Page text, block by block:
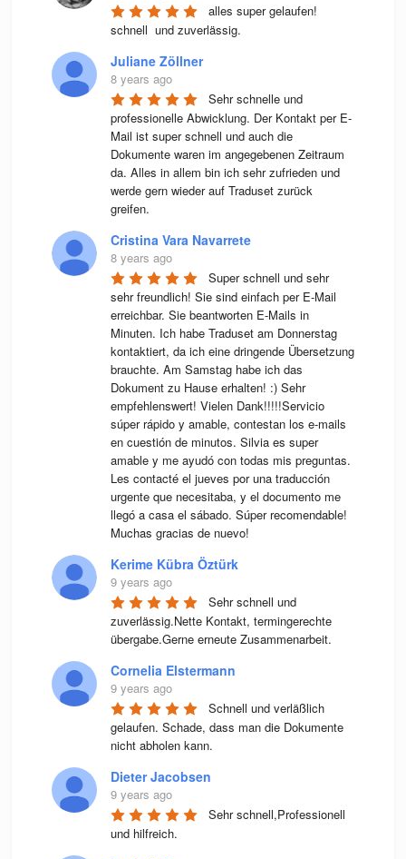
alles super gelaufen!
schnell  und zuverlässig.
Juliane Zöllner
8 years ago
Sehr schnelle und
professionelle Abwicklung. Der Kontakt per E-
Mail ist super schnell und auch die
Dokumente waren im angegebenen Zeitraum
da. Alles in allem bin ich sehr zufrieden und
werde gern wieder auf Traduset zurück
greifen.
Cristina Vara Navarrete
8 years ago
Super schnell und sehr
sehr freundlich! Sie sind einfach per E-Mail
erreichbar. Sie beantworten E-Mails in
Minuten. Ich habe Traduset am Donnerstag
kontaktiert, da ich eine dringende Übersetzung
brauchte. Am Samstag habe ich das
Dokument zu Hause erhalten! :) Sehr
empfehlenswert! Vielen Dank!!!!!Servicio
súper rápido y amable, contestan los e-mails
en cuestión de minutos. Silvia es super
amable y me ayudó con todas mis preguntas.
Les contacté el jueves por una traducción
urgente que necesitaba, y el documento me
llegó a casa el sábado. Súper recomendable!
Muchas gracias de nuevo!
Kerime Kübra Öztürk
9 years ago
Sehr schnell und
zuverlässig.Nette Kontakt, termingerechte
übergabe.Gerne erneute Zusammenarbeit.
Cornelia Elstermann
9 years ago
Schnell und verläßlich
gelaufen. Schade, dass man die Dokumente
nicht abholen kann.
Dieter Jacobsen
9 years ago
Sehr schnell,Professionell
und hilfreich.